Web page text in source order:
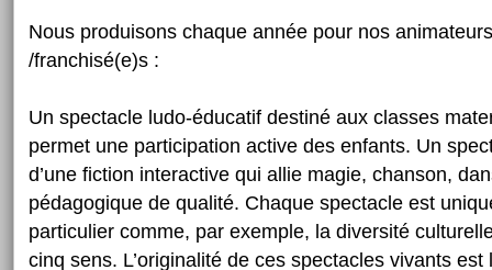
Nous produisons chaque année pour nos
/franchisé(e)s :
Un spectacle ludo-éducatif destiné aux classes
permet une participation active des enfants. Un
d’une fiction interactive qui allie magie, chanson,
pédagogique de qualité. Chaque spectacle est
particulier comme, par exemple, la diversité
cinq sens. L’originalité de ces spectacles vivants est